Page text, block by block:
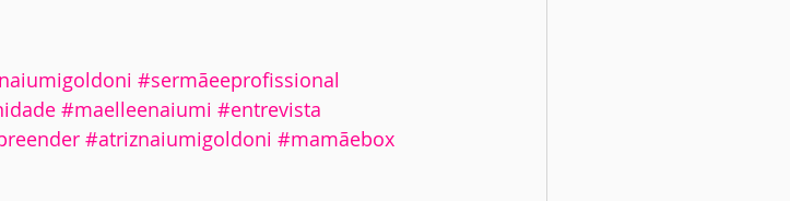
#sermãeeprofissional
#maelleenaiumi #entrevista
#atriznaiumigoldoni #mamãebox